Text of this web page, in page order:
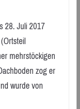
28. Juli 2017
mehrstöckigen
zog er
wurde von